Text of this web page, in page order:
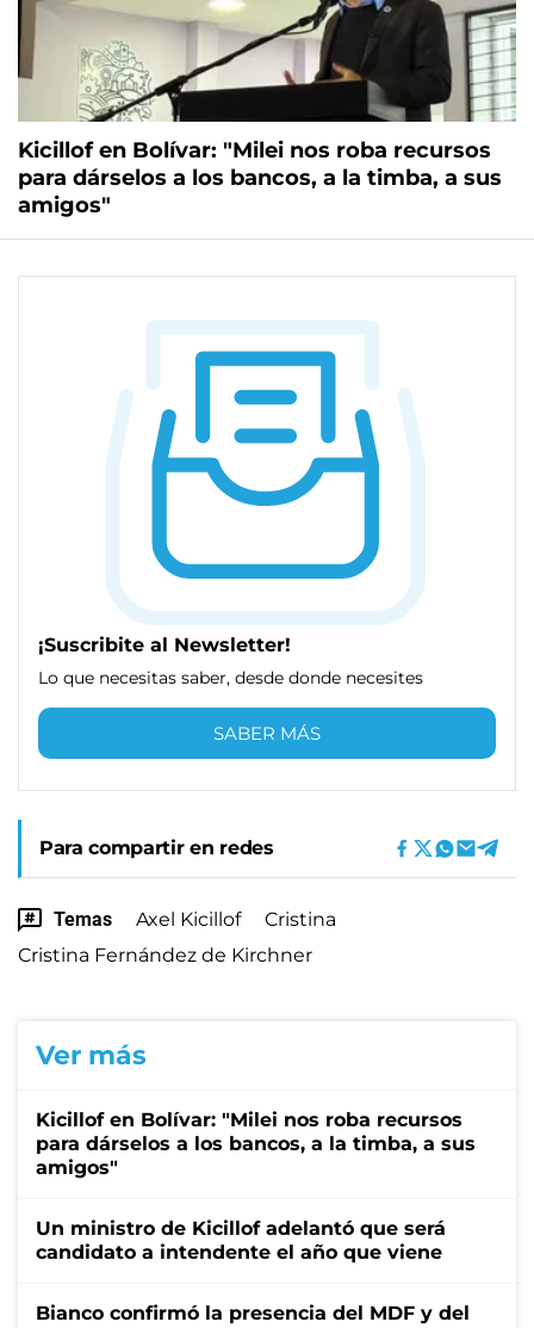
Kicillof en Bolívar: "Milei nos roba recursos
para dárselos a los bancos, a la timba, a sus
amigos"
¡Suscribite al Newsletter!
Lo que necesitas saber, desde donde necesites
SABER MÁS
Para compartir en redes
Temas Axel Kicillof
Cristina
Cristina Fernández de Kirchner
Ver más
Kicillof en Bolívar: "Milei nos roba recursos
para dárselos a los bancos, a la timba, a sus
amigos"
Un ministro de Kicillof adelantó que será
candidato a intendente el año que viene
Bianco confirmó la presencia del MDF y del